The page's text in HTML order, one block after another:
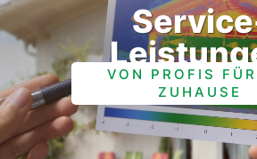
VON PROFIS
ZUHAUSE